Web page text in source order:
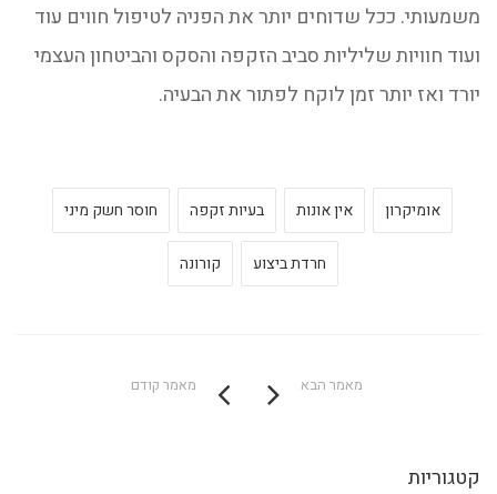
משמעותי. ככל שדוחים יותר את הפניה לטיפול חווים עוד
ועוד חוויות שליליות סביב הזקפה והסקס והביטחון העצמי
יורד ואז יותר זמן לוקח לפתור את הבעיה.
אומיקרון אין אונות בעיות זקפה חוסר חשק מיני
חרדת ביצוע קורונה
מאמר קודם מאמר הבא
קטגוריות